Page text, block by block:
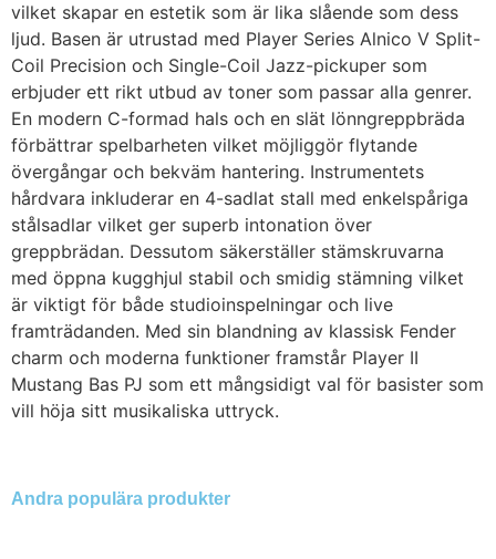
vilket skapar en estetik som är lika slående som dess
ljud. Basen är utrustad med Player Series Alnico V Split-
Coil Precision och Single-Coil Jazz-pickuper som
erbjuder ett rikt utbud av toner som passar alla genrer.
En modern C-formad hals och en slät lönngreppbräda
förbättrar spelbarheten vilket möjliggör flytande
övergångar och bekväm hantering. Instrumentets
hårdvara inkluderar en 4-sadlat stall med enkelspåriga
stålsadlar vilket ger superb intonation över
greppbrädan. Dessutom säkerställer stämskruvarna
med öppna kugghjul stabil och smidig stämning vilket
är viktigt för både studioinspelningar och live
framträdanden. Med sin blandning av klassisk Fender
charm och moderna funktioner framstår Player II
Mustang Bas PJ som ett mångsidigt val för basister som
vill höja sitt musikaliska uttryck.
Andra populära produkter